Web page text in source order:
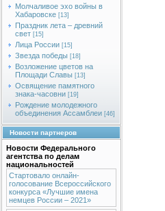
Молчаливое эхо войны в
Хабаровске [13]
Праздник лета – древний
свет [15]
Лица России [15]
Звезда победы [18]
Возложение цветов на
Площади Славы [13]
Освящение памятного
знака-часовни [19]
Рождение молодежного
объединения Ассамблеи [46]
Новости партнеров
Новости Федерального
агентства по делам
национальностей
Стартовало онлайн-
голосование Всероссийского
конкурса «Лучшие имена
немцев России – 2021»